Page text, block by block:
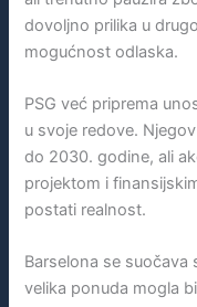
dovoljno prilika u
mogućnost odlaska.
PSG već priprema
u svoje redove.
do 2030. godine, ali
projektom i
postati realnost.
Barselona se
velika ponuda mogla